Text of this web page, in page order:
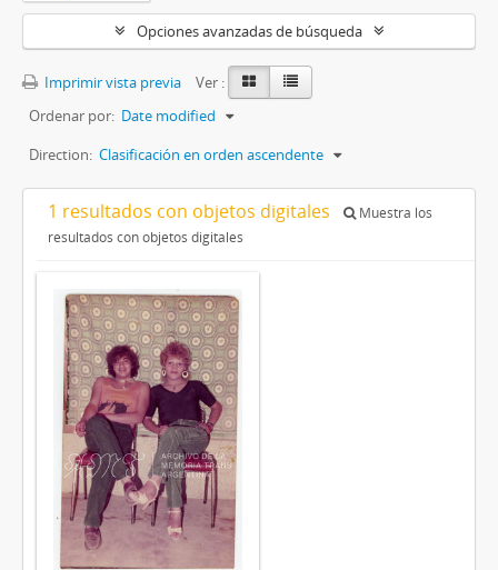
Opciones avanzadas de búsqueda
Imprimir vista previa
Ver :
Ordenar por: Date modified
Direction: Clasificación en orden ascendente
1 resultados con objetos digitales
Muestra los
resultados con objetos digitales